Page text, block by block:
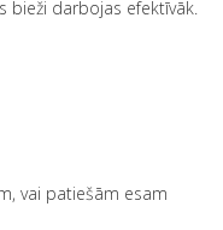
bieži darbojas efektīvāk.
vai patiešām esam